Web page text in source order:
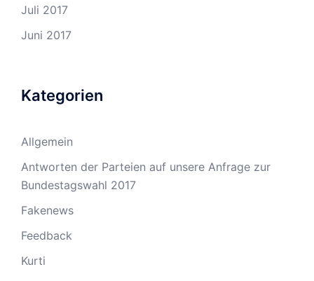
Juli 2017
Juni 2017
Kategorien
Allgemein
Antworten der Parteien auf unsere Anfrage zur
Bundestagswahl 2017
Fakenews
Feedback
Kurti